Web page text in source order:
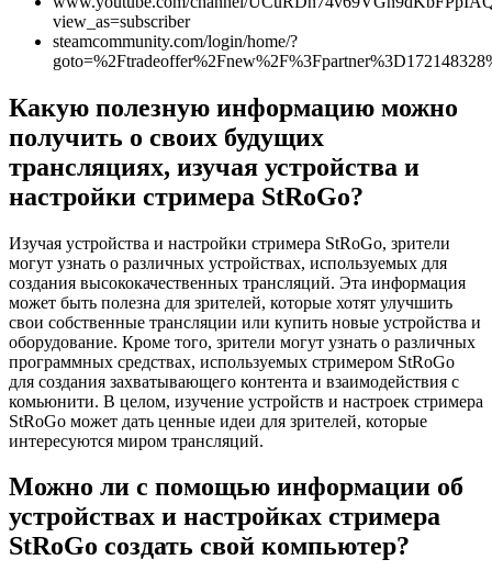
view_as=subscriber
steamcommunity.com/login/home/?
Какую полезную информацию можно
получить о своих будущих
трансляциях, изучая устройства и
настройки стримера StRoGo?
Изучая устройства и настройки стримера StRoGo, зрители
могут узнать о различных устройствах, используемых для
создания высококачественных трансляций. Эта информация
может быть полезна для зрителей, которые хотят улучшить
свои собственные трансляции или купить новые устройства и
оборудование. Кроме того, зрители могут узнать о различных
программных средствах, используемых стримером StRoGo
для создания захватывающего контента и взаимодействия с
комьюнити. В целом, изучение устройств и настроек стримера
StRoGo может дать ценные идеи для зрителей, которые
интересуются миром трансляций.
Можно ли с помощью информации об
устройствах и настройках стримера
StRoGo создать свой компьютер?